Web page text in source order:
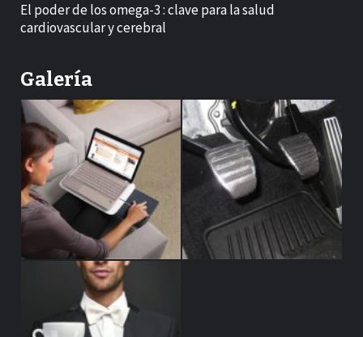
El poder de los omega-3 : clave para la salud
cardiovascular y cerebral
Galería